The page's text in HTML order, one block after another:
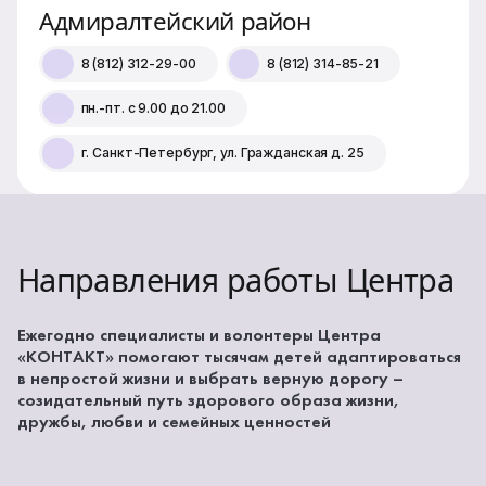
Адмиралтейский район
8 (812) 312-29-00 8 (812) 314-85-21
пн.-пт. с 9.00 до 21.00
г. Санкт-Петербург, ул. Гражданская д. 25
Направления работы Центра
Ежегодно специалисты и волонтеры Центра
«КОНТАКТ» помогают тысячам детей адаптироваться
в непростой жизни и выбрать верную дорогу –
созидательный путь здорового образа жизни,
дружбы, любви и семейных ценностей